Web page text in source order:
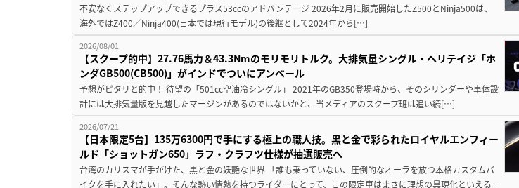
不安なくステップアップできるプラス53ccのアドバンテージ 2026年2月に販売開始したZ500とNinja500は、
海外ではZ400／Ninja400(日本では現行モデル)の後継として2024年から[…]
2026/08/01
【スクープ的中】27.76馬力＆43.3Nmのモリモリトルク。大排気量シングル・ヘリテイジ「ホ
ンダGB500(CB500)」がインドでついにアンベール
予想がピタリと的中！ 待望の「501cc空油冷シングル」 2021年のGB350登場時から、そのシリンダーや車体設
計には大排気量版を見越したマージンがあるのではないかと、当メディアのスクープ班は追い続[…]
2026/07/21
【日本限定5台】135万6300円で手にする極上の職人技。黒と金で彩られたロイヤルエンフィー
ルド「ショットガン650」ラフ・クラフツ仕様が抽選販売へ
台湾のカリスマが手がけた、黒と金の妖艶な世界 「誰も乗っていない、圧倒的なオーラを放つ本格カスタムバ
イクを手に入れたい」。そんな熱い情熱を持つライダーにとって、この限定車はまさに理想の具現化といえる一